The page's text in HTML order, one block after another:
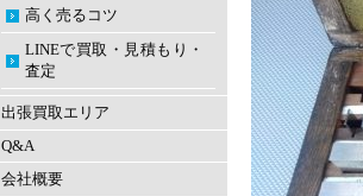
高く売るコツ
LINEで買取・見積もり・
査定
出張買取エリア
Q&A
会社概要